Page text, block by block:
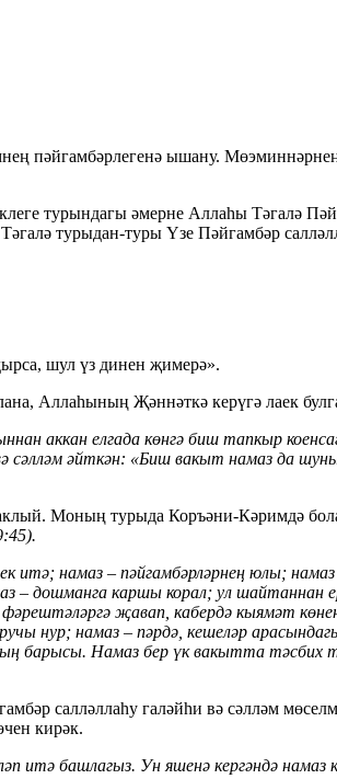
пәйгамбәрлегенә ышану.
турындагы әмерне Аллаһы Тәгалә
турыдан-туры Үзе Пәйгамбәр
шул үз динен җимерә».
Аллаһының Җәннәткә керүгә лаек
аккан елгада көнгә биш тапкыр
сәлләм әйткән: «Биш вакыт намаз да
Моның турыда Коръәни-Кәримдә
намаз – пәйгамбәрләрнең юлы; намаз
– дошманга каршы корал; ул
җавап, кабердә кыямәт
нур; намаз – пәрдә, кешеләр
барысы. Намаз бер үк вакытта тәсбих
салләллаһу галәйһи вә сәлләм
кирәк.
итә башлагыз. Ун яшенә кергәндә намаз